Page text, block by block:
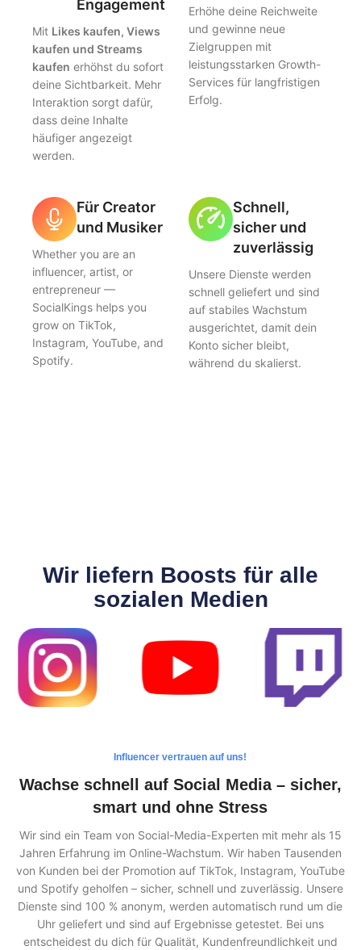
Engagement
Mit Likes kaufen, Views
kaufen und Streams
kaufen erhöhst du sofort
deine Sichtbarkeit. Mehr
Interaktion sorgt dafür,
dass deine Inhalte
häufiger angezeigt
werden.
Erhöhe deine Reichweite
und gewinne neue
Zielgruppen mit
leistungsstarken Growth-
Services für langfristigen
Erfolg.
Für Creator
und Musiker
Whether you are an
influencer, artist, or
entrepreneur —
SocialKings helps you
grow on TikTok,
Instagram, YouTube, and
Spotify.
Schnell,
sicher und
zuverlässig
Unsere Dienste werden
schnell geliefert und sind
auf stabiles Wachstum
ausgerichtet, damit dein
Konto sicher bleibt,
während du skalierst.
Wir liefern Boosts für alle
sozialen Medien
Influencer vertrauen auf uns!
Wachse schnell auf Social Media – sicher,
smart und ohne Stress
Wir sind ein Team von Social-Media-Experten mit mehr als 15
Jahren Erfahrung im Online-Wachstum. Wir haben Tausenden
von Kunden bei der Promotion auf TikTok, Instagram, YouTube
und Spotify geholfen – sicher, schnell und zuverlässig. Unsere
Dienste sind 100 % anonym, werden automatisch rund um die
Uhr geliefert und sind auf Ergebnisse getestet. Bei uns
entscheidest du dich für Qualität, Kundenfreundlichkeit und